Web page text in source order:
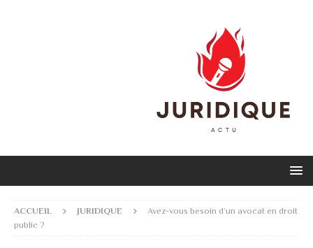
ACCUEIL JURIDIQUE
Avez-vous besoin d’un avocat en droit
public ?